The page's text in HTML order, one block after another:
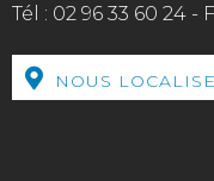
Tél : 02 96 33 60 24 -
NOUS